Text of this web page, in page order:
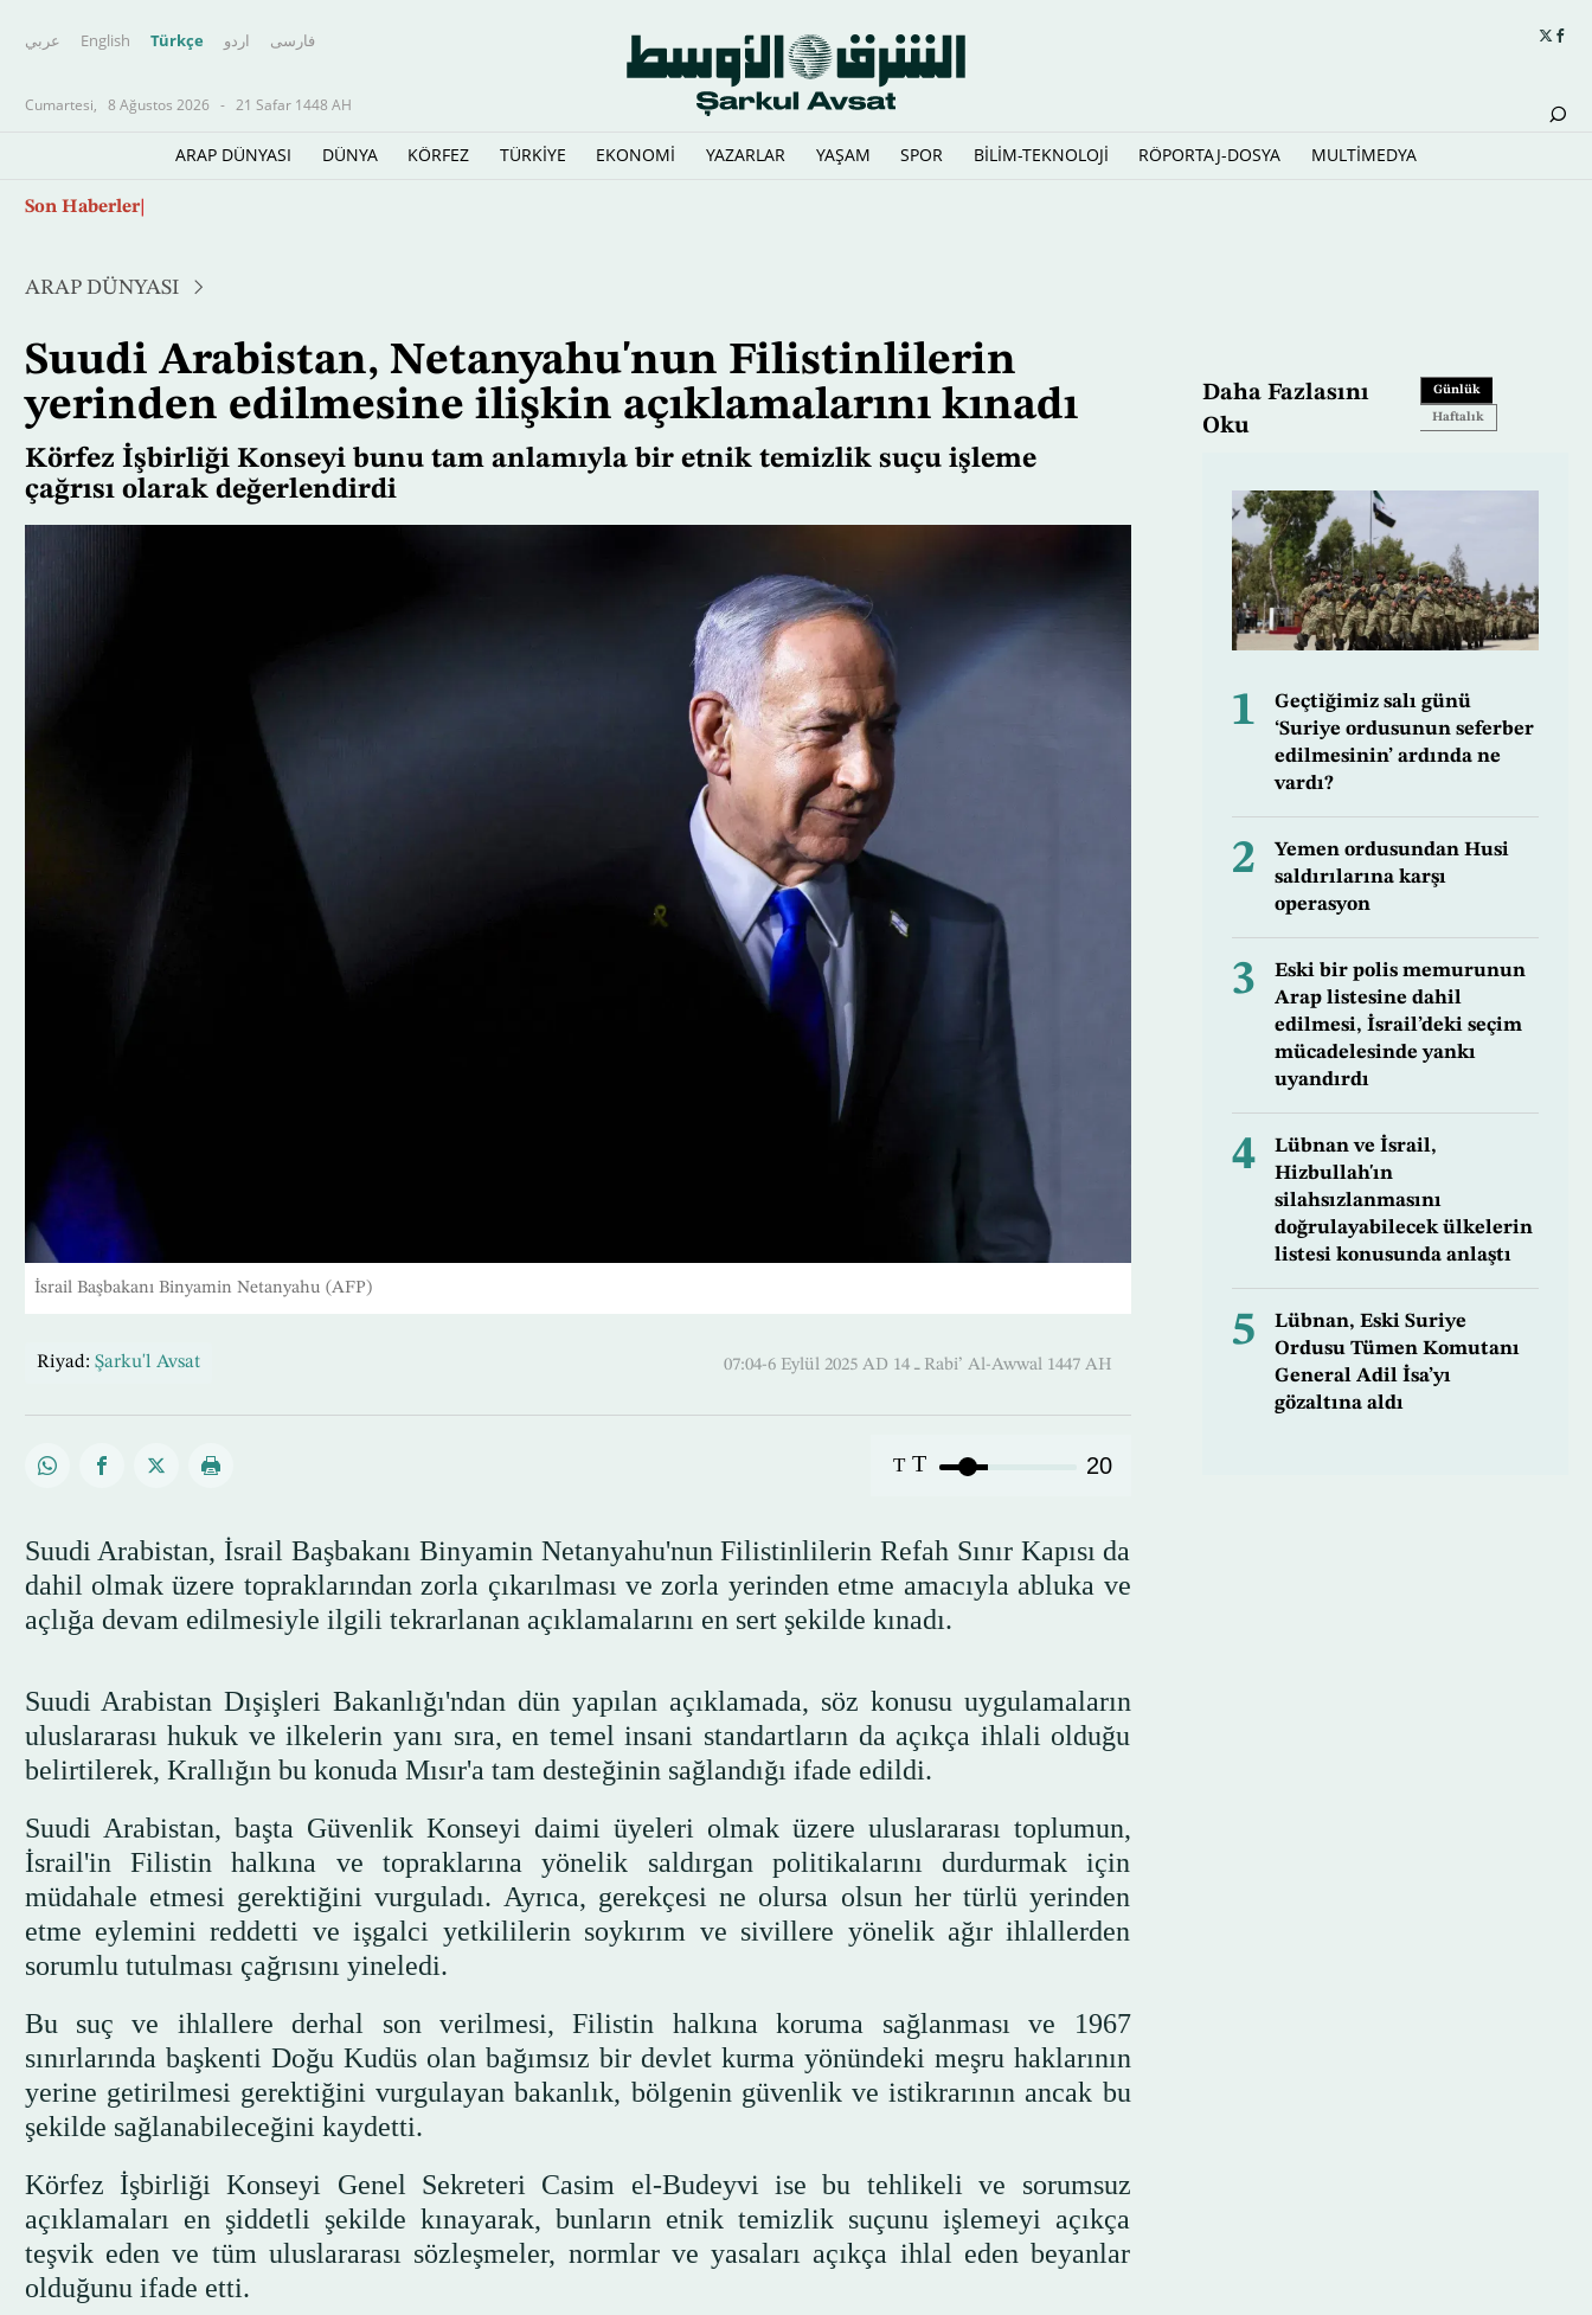
عربي English Türkçe اردو فارسى
Cumartesi, 8 Ağustos 2026 - 21 Safar 1448 AH
ARAP DÜNYASI DÜNYA KÖRFEZ TÜRKİYE EKONOMİ YAZARLAR YAŞAM SPOR BİLİM-TEKNOLOJİ RÖPORTAJ-DOSYA MULTİMEDYA
Ana
Son Haberler
ARAP DÜNYASI
Suudi Arabistan, Netanyahu'nun Filistinlilerin
yerinden edilmesine ilişkin açıklamalarını kınadı
Körfez İşbirliği Konseyi bunu tam anlamıyla bir etnik temizlik suçu işleme
çağrısı olarak değerlendirdi
İsrail Başbakanı Binyamin Netanyahu (AFP)
Riyad: Şarku'l Avsat 07:04-6 Eylül 2025 AD ـ 14 Rabi’ Al-Awwal 1447 AH
T T 20
Suudi Arabistan, İsrail Başbakanı Binyamin Netanyahu'nun Filistinlilerin Refah Sınır Kapısı da
dahil olmak üzere topraklarından zorla çıkarılması ve zorla yerinden etme amacıyla abluka ve
açlığa devam edilmesiyle ilgili tekrarlanan açıklamalarını en sert şekilde kınadı.
Suudi Arabistan Dışişleri Bakanlığı'ndan dün yapılan açıklamada, söz konusu uygulamaların
uluslararası hukuk ve ilkelerin yanı sıra, en temel insani standartların da açıkça ihlali olduğu
belirtilerek, Krallığın bu konuda Mısır'a tam desteğinin sağlandığı ifade edildi.
Suudi Arabistan, başta Güvenlik Konseyi daimi üyeleri olmak üzere uluslararası toplumun,
İsrail'in Filistin halkına ve topraklarına yönelik saldırgan politikalarını durdurmak için
müdahale etmesi gerektiğini vurguladı. Ayrıca, gerekçesi ne olursa olsun her türlü yerinden
etme eylemini reddetti ve işgalci yetkililerin soykırım ve sivillere yönelik ağır ihlallerden
sorumlu tutulması çağrısını yineledi.
Bu suç ve ihlallere derhal son verilmesi, Filistin halkına koruma sağlanması ve 1967
sınırlarında başkenti Doğu Kudüs olan bağımsız bir devlet kurma yönündeki meşru haklarının
yerine getirilmesi gerektiğini vurgulayan bakanlık, bölgenin güvenlik ve istikrarının ancak bu
şekilde sağlanabileceğini kaydetti.
Körfez İşbirliği Konseyi Genel Sekreteri Casim el-Budeyvi ise bu tehlikeli ve sorumsuz
açıklamaları en şiddetli şekilde kınayarak, bunların etnik temizlik suçunu işlemeyi açıkça
teşvik eden ve tüm uluslararası sözleşmeler, normlar ve yasaları açıkça ihlal eden beyanlar
olduğunu ifade etti.
Daha Fazlasını
Oku
Günlük
Haftalık
1
Geçtiğimiz salı günü
‘Suriye ordusunun seferber
edilmesinin’ ardında ne
vardı?
2
Yemen ordusundan Husi
saldırılarına karşı
operasyon
3
Eski bir polis memurunun
Arap listesine dahil
edilmesi, İsrail’deki seçim
mücadelesinde yankı
uyandırdı
4
Lübnan ve İsrail,
Hizbullah'ın
silahsızlanmasını
doğrulayabilecek ülkelerin
listesi konusunda anlaştı
5
Lübnan, Eski Suriye
Ordusu Tümen Komutanı
General Adil İsa’yı
gözaltına aldı